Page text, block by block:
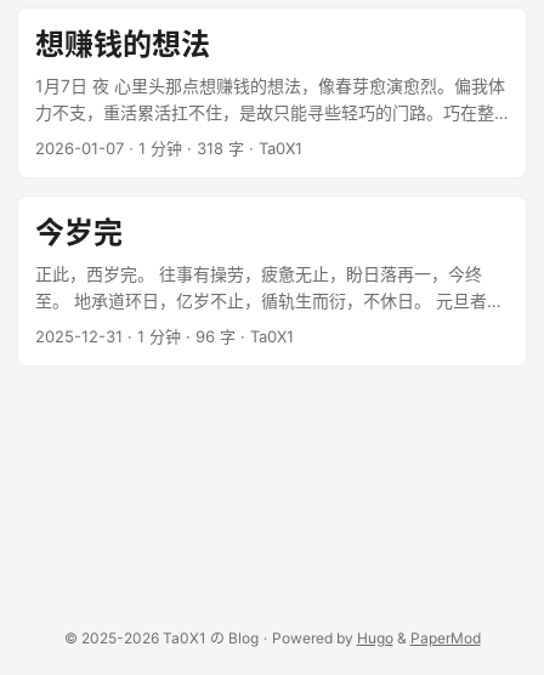
想赚钱的想法
1月7日 夜 心里头那点想赚钱的想法，像春芽愈演愈烈。偏我体
力不支，重活累活扛不住，是故只能寻些轻巧的门路。巧在整
日和游戏的饰品打交道，一来二去，心里寻了些平台间的缝隙
2026-01-07 · 1 分钟 · 318 字 · Ta0X1
今岁完
正此，西岁完。 往事有操劳，疲惫无止，盼日落再一，今终
至。 地承道环日，亿岁不止，循轨生而衍，不休日。 元旦者，
贺每岁西历正月新年伊始之节也。 此日之定，缘乎西历法。 ...
2025-12-31 · 1 分钟 · 96 字 · Ta0X1
© 2025-2026 Ta0X1 の Blog · Powered by Hugo& PaperMod